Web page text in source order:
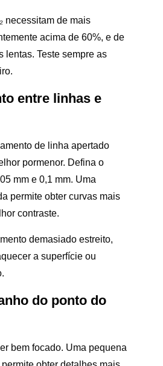
necessitam de mais
acima de 60%, e de
lentas. Teste sempre as
entre linhas e
de linha apertado
pormenor. Defina o
mm e 0,1 mm. Uma
permite obter curvas mais
contraste.
demasiado estreito,
a superfície ou
do ponto do
bem focado. Uma pequena